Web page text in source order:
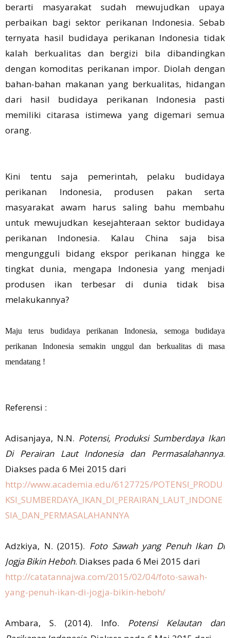
berarti masyarakat sudah mewujudkan upaya
perbaikan bagi sektor perikanan Indonesia. Sebab
ternyata hasil budidaya perikanan Indonesia tidak
kalah berkualitas dan bergizi bila dibandingkan
dengan komoditas perikanan impor. Diolah dengan
bahan-bahan makanan yang berkualitas, hidangan
dari hasil budidaya perikanan Indonesia pasti
memiliki citarasa istimewa yang digemari semua
orang.
Kini tentu saja pemerintah, pelaku budidaya
perikanan Indonesia, produsen pakan serta
masyarakat awam harus saling bahu membahu
untuk mewujudkan kesejahteraan sektor budidaya
perikanan Indonesia. Kalau China saja bisa
mengungguli bidang ekspor perikanan hingga ke
tingkat dunia, mengapa Indonesia yang menjadi
produsen ikan terbesar di dunia tidak bisa
melakukannya?
Maju terus budidaya perikanan Indonesia, semoga budidaya
perikanan Indonesia semakin unggul dan berkualitas di masa
mendatang !
Referensi :
Adisanjaya, N.N. Potensi, Produksi Sumberdaya Ikan
Di Perairan Laut Indonesia dan Permasalahannya.
Diakses pada 6 Mei 2015 dari
http://www.academia.edu/6127725/POTENSI_PRODU
KSI_SUMBERDAYA_IKAN_DI_PERAIRAN_LAUT_INDONE
SIA_DAN_PERMASALAHANNYA
Adzkiya, N. (2015). Foto Sawah yang Penuh Ikan Di
Jogja Bikin Heboh. Diakses pada 6 Mei 2015 dari
http://catatannajwa.com/2015/02/04/foto-sawah-
yang-penuh-ikan-di-jogja-bikin-heboh/
Ambara, S. (2014). Info. Potensi Kelautan dan